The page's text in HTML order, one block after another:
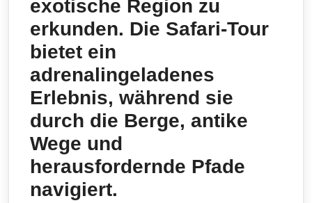
exotische Region zu
erkunden. Die Safari-Tour
bietet ein
adrenalingeladenes
Erlebnis, während sie
durch die Berge, antike
Wege und
herausfordernde Pfade
navigiert.